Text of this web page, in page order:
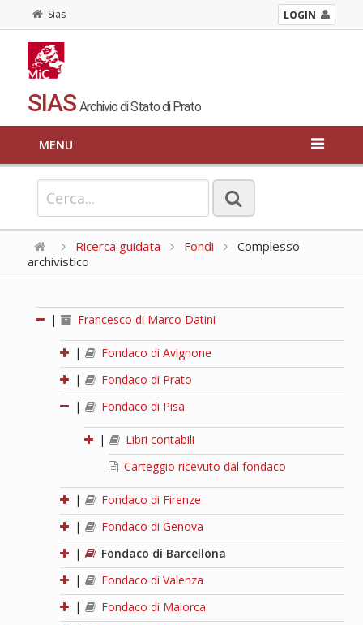
Sias LOGIN
SIAS Archivio di Stato di Prato
MENU
Ricerca guidata Fondi
Complesso
archivistico
| Francesco di Marco Datini
|
Fondaco di Avignone
|
Fondaco di Prato
|
Fondaco di Pisa
|
Libri contabili
Carteggio ricevuto dal fondaco
|
Fondaco di Firenze
|
Fondaco di Genova
|
Fondaco di Barcellona
|
Fondaco di Valenza
|
Fondaco di Maiorca